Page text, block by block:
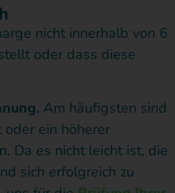
nicht innerhalb von 6
oder dass diese
Am häufigsten sind
oder ein höherer
Da es nicht leicht ist, die
sich erfolgreich zu